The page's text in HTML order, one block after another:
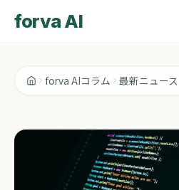
forva AI
forva AIコラム 最新ニュース